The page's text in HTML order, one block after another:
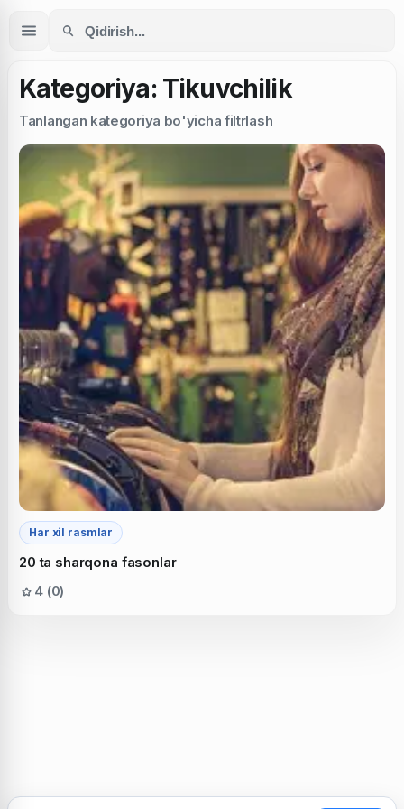
Kategoriya: Tikuvchilik
Tanlangan kategoriya bo'yicha filtrlash
Har xil rasmlar
20 ta sharqona fasonlar
4 (0)